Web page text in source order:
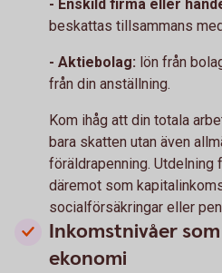
- Enskild firma eller
beskattas tillsammans
- Aktiebolag: lön från
från din anställning.
Kom ihåg att din totala
bara skatten utan även
föräldrapenning. Utdelning
däremot som
socialförsäkringar eller
Inkomstnivåer
ekonomi